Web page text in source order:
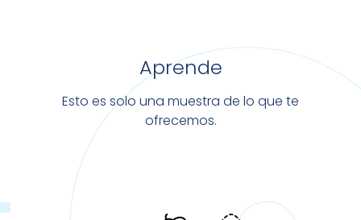
Aprende
Esto es solo una muestra de lo que te
ofrecemos.